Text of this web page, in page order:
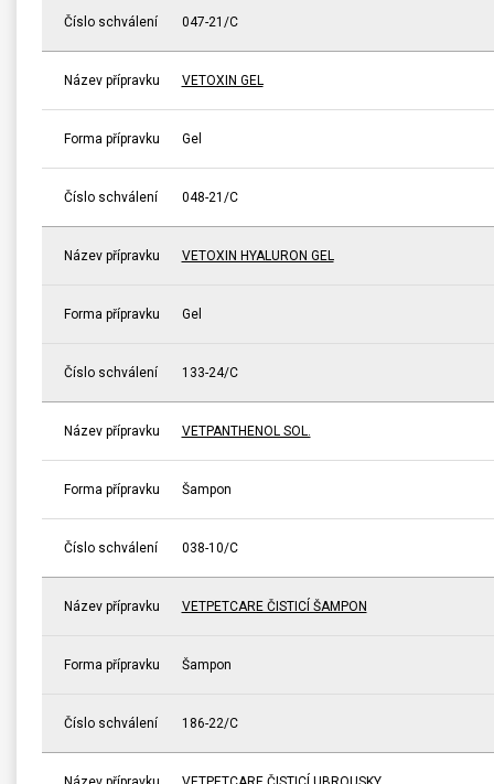
Číslo schválení 047-21/C
Název přípravku VETOXIN GEL
Forma přípravku Gel
Číslo schválení 048-21/C
Název přípravku VETOXIN HYALURON GEL
Forma přípravku Gel
Číslo schválení 133-24/C
Název přípravku VETPANTHENOL SOL.
Forma přípravku Šampon
Číslo schválení 038-10/C
Název přípravku VETPETCARE ČISTICÍ ŠAMPON
Forma přípravku Šampon
Číslo schválení 186-22/C